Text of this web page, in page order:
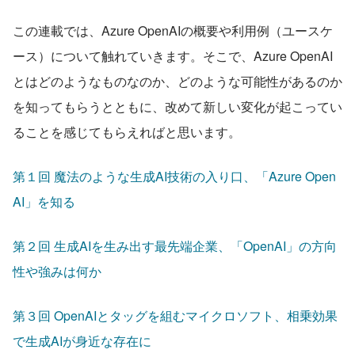
この連載では、Azure OpenAIの概要や利用例（ユースケ
ース）について触れていきます。そこで、Azure OpenAI
とはどのようなものなのか、どのような可能性があるのか
を知ってもらうとともに、改めて新しい変化が起こってい
ることを感じてもらえればと思います。
第１回 魔法のような生成AI技術の入り口、「Azure Open
AI」を知る
第２回 生成AIを生み出す最先端企業、「OpenAI」の方向
性や強みは何か
第３回 OpenAIとタッグを組むマイクロソフト、相乗効果
で生成AIが身近な存在に